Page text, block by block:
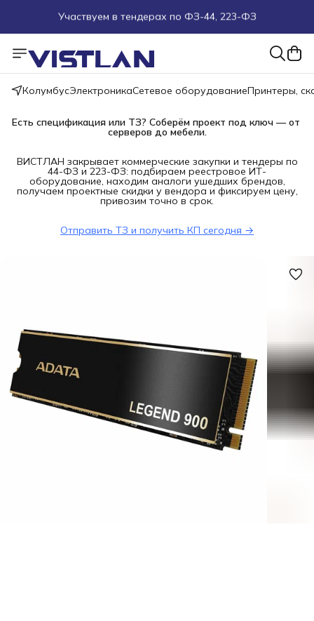
Поможем подобрать оборудование под ТЗ
Пуско-наладочные работы
Более 100 000 позиций в наличии и под заказ
КолумбусЭлектроникаСетевое оборудованиеПринтеры,
Есть спецификация или ТЗ? Соберём проект под ключ — от
серверов до мебели.
ВИСТЛАН закрывает коммерческие закупки и тендеры по
44-ФЗ и 223-ФЗ: подбираем реестровое ИТ-
оборудование, находим аналоги ушедших брендов,
получаем проектные скидки у вендора и фиксируем цену,
привозим точно в срок.
Отправить ТЗ и получить КП сегодня →